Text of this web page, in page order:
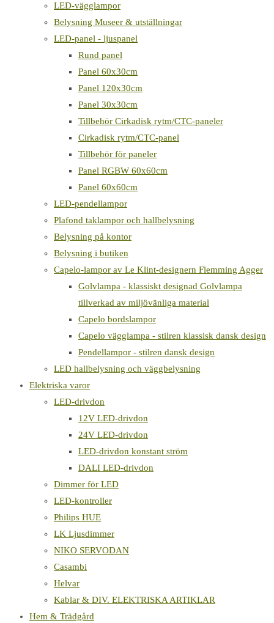
LED-vägglampor
Belysning Museer & utställningar
LED-panel - ljuspanel
Rund panel
Panel 60x30cm
Panel 120x30cm
Panel 30x30cm
Tillbehör Cirkadisk rytm/CTC-paneler
Cirkadisk rytm/CTC-panel
Tillbehör för paneler
Panel RGBW 60x60cm
Panel 60x60cm
LED-pendellampor
Plafond taklampor och hallbelysning
Belysning på kontor
Belysning i butiken
Capelo-lampor av Le Klint-designern Flemming Agger
Golvlampa - klassiskt designad Golvlampa
tillverkad av miljövänliga material
Capelo bordslampor
Capelo vägglampa - stilren klassisk dansk design
Pendellampor - stilren dansk design
LED hallbelysning och väggbelysning
Elektriska varor
LED-drivdon
12V LED-drivdon
24V LED-drivdon
LED-drivdon konstant ström
DALI LED-drivdon
Dimmer för LED
LED-kontroller
Philips HUE
LK Ljusdimmer
NIKO SERVODAN
Casambi
Helvar
Kablar & DIV. ELEKTRISKA ARTIKLAR
Hem & Trädgård